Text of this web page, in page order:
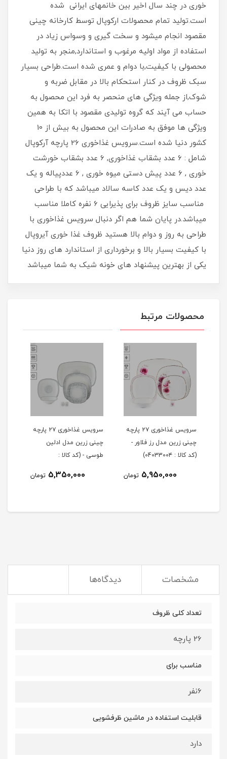
خوری در چند سال اخیر بین خانمهای ایرانی شده
است.تولید تمام محصولات ارکوپال توسط کارخانه چینی
مقصود انجام میشود و سخت گیری و وسواس زیاد در
استفاده از مواد اولیه مرغوب و استاندارد,منجر به تولید
محصولی با کیفیت,با دوام و عمری شده است.طراحی بسیار
سبک ظروف در کنار استحکام بالا در مقابل ضربه و
شوک,از جمله ویژگی های منحصر به فرد این محصول به
حساب می آیند که گروه تولیدی مقصود با اتکا به همین
ویژگی ها موفق به صادرات این محصول به بیش از 10
کشور دنیا شده است.سرویس غذاخوری 26 پارچه آرکوپال
شامل : 6 عدد بشقاب غذاخوری, 6 عدد بشقاب خورشت
خوری , 6 عدد پیش دستی میوه خوری , 6 عددپیاله و یک
عدد دیس و یک عدد کاسه سالاد میباشد که با طراحی
مناسب سایز ظروف برای پذیرایی 6 نفره کاملا مناسب
میباشد.در پایان شما هم اگر دنبال سرویس غذاخوری با
طراحی به روز و دوام بالا هستید ظروف غذا خوری آیروپال
با کیفیت بسیار بالا و برخورداری از استاندارد های روز دنیا
یکی از بهترین پیشنهاد های خونه شیک به شما میباشد
محصولات مرتبط
سرویس غذاخوری ۲۷ پارچه
چینی زرین مدل رز فلاور -
(کد کالا : 0403300۴)
5,950,000 تومان
سرویس غذاخوری ۲۷ پارچه
چینی زرین مدل ادلین
طوسی - (کد کالا :
5,350,000 تومان
مشخصات دیدگاه‌ها
تعداد کلی ظروف
26 پارچه
مناسب برای
6نفر
قابلیت استفاده در ماشین ظرفشویی
دارد